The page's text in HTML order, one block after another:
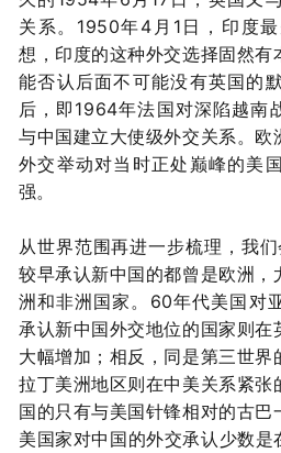
关系。1950年4月1日，印度
想，印度的这种外交选择固然有
能否认后面不可能没有英国的
后，即1964年法国对深陷越南
与中国建立大使级外交关系。欧
外交举动对当时正处巅峰的美
强。
从世界范围再进一步梳理，我
较早承认新中国的都曾是欧洲，
洲和非洲国家。60年代美国对
承认新中国外交地位的国家则在
大幅增加；相反，同是第三世界
拉丁美洲地区则在中美关系紧张
国的只有与美国针锋相对的古巴
美国家对中国的外交承认少数